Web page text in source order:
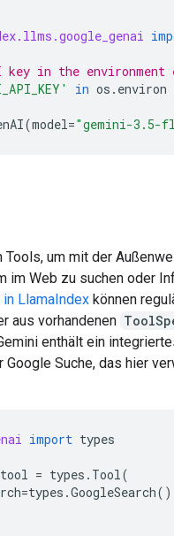
key in the
in os . environ
(model="gemini-3.5-
Tools, um mit der
im Web zu suchen oder
LlamaIndex können
aus vorhandenen
enthält ein
Google Suche, das hier
import types
= types . Tool(
=types .GoogleSearch()